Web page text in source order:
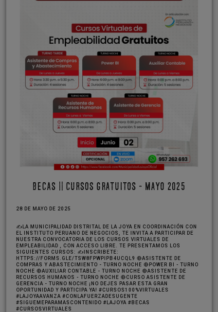
BECAS || CURSOS GRATUITOS - MAYO 2025
28 DE MAYO DE 2025
✍️LA MUNICIPALIDAD DISTRITAL DE LA JOYA EN COORDINACIÓN CON
EL INSTITUTO PERUANO DE NEGOCIOS, TE INVITA A PARTICIPAR DE
NUESTRA CONVOCATORIA DE LOS CURSOS VIRTUALES DE
EMPLEABILIDAD , CON ACCESO LIBRE. TE PRESENTAMOS LOS
SIGUIENTES CURSOS: ✍️INSCRIBETE:
HTTPS://FORMS.GLE/TSW8FPWPIPB4UCQL9 🔴ASISTENTE DE
COMPRAS Y ABASTECIMIENTO - TURNO NOCHE 🔴POWER BI - TURNO
NOCHE 🔴AUXILIAR CONTABLE - TURNO NOCHE 🔴ASISTENTE DE
RECURSOS HUMANOS - TURNO NOCHE 🔴CURSO ASISTENTE DE
GERENCIA - TURNO NOCHE ¡NO DEJES PASAR ESTA GRAN
OPORTUNIDAD Y PARTICIPA YA! #CURSOS100%VIRTUALES
#LAJOYAAVANZA #CONLAFUERZADESUGENTE
#SIGUEMEPARAMASCONTENIDO #LAJOYA #BECAS
#CURSOSVIRTUALES